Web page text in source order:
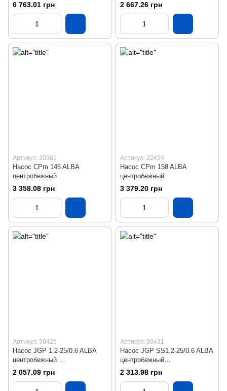
6 763.01 грн 2 667.26 грн
Артикул: 30361
Насос CPm 146 ALBA
центробежный
3 358.08 грн
Артикул: 22454
Насос CPm 158 ALBA
центробежный
3 379.20 грн
Артикул: 30429
Насос JGP 1.2-25/0.6 ALBA
центробежный
самовсасывающий
2 057.09 грн
Артикул: 30431
Насос JGP SS1.2-25/0.6 ALBA
центробежный
самовсасывающий
2 313.98 грн